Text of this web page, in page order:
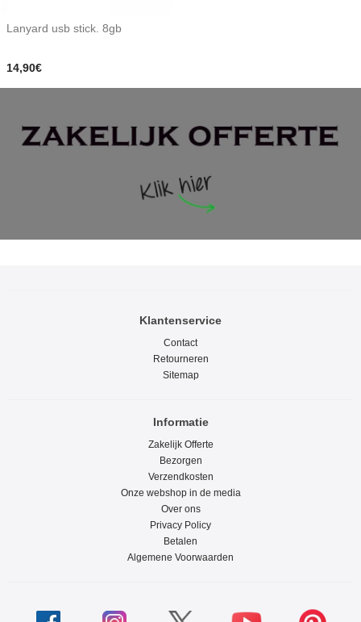
Lanyard usb stick. 8gb
14,90€
Klantenservice
Contact
Retourneren
Sitemap
Informatie
Zakelijk Offerte
Bezorgen
Verzendkosten
Onze webshop in de media
Over ons
Privacy Policy
Betalen
Algemene Voorwaarden